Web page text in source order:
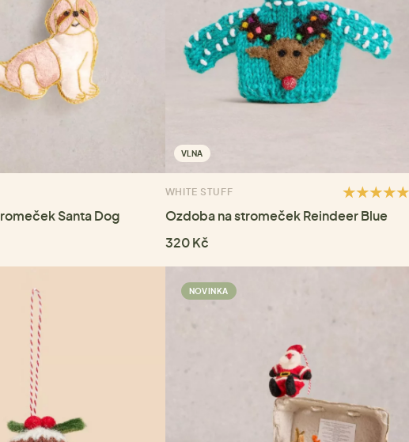
Santa Dog
VLNA
WHITE STUFF
Ozdoba na stromeček Reindeer Blue
320 Kč
NOVINKA